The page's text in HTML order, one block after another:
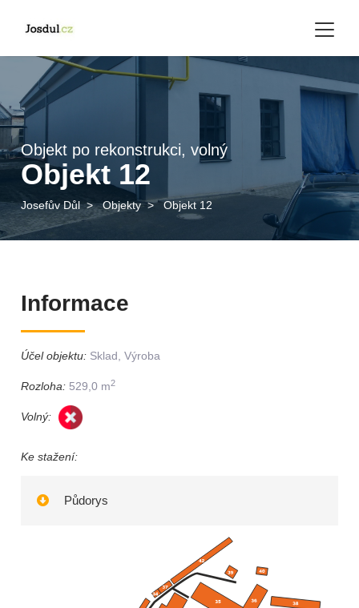
Objekt po rekonstrukci, volný
Objekt 12
Josefův Důl>Objekty>Objekt 12
Informace
Účel objektu: Sklad, Výroba
Rozloha: 529,0 m2
Volný:
Ke stažení:
Půdorys